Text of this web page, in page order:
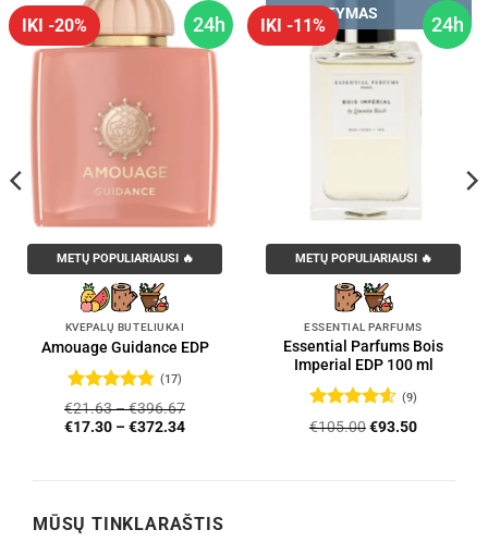
24h
IKI -20%
METŲ POPULIARIAUSI 🔥
KVEPALŲ BUTELIUKAI
Amouage Guidance EDP
Įvertinimas:
4.76iš 5
(17)
€21.63–€396.67
€17.30 –€372.34
24h
IKI -11%
PRISTATYMAS
METŲ POPULIARIAUSI 🔥
ESSENTIAL PARFUMS
Essential Parfums Bois
Imperial EDP 100 ml
Įvertinimas:
(9)
€105.00Original
€93.50Current
MŪSŲ TINKLARAŠTIS